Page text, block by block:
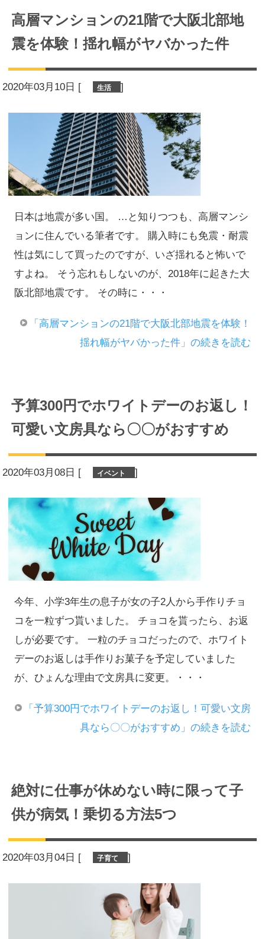
高層マンションの21階で大阪北部地
震を体験！揺れ幅がヤバかった件
2020年03月10日 [ 生活 ]
日本は地震が多い国。 …と知りつつも、高層マンシ
ョンに住んでいる筆者です。 購入時にも免震・耐震
性は気にして買ったのですが、いざ揺れると怖いで
すよね。 そう忘れもしないのが、2018年に起きた大
阪北部地震です。 その時に・・・
「高層マンションの21階で大阪北部地震を体験！
揺れ幅がヤバかった件」の続きを読む
予算300円でホワイトデーのお返し！
可愛い文房具なら〇〇がおすすめ
2020年03月08日 [ イベント ]
今年、小学3年生の息子が女の子2人から手作りチョ
コを一粒ずつ貰いました。 チョコを貰ったら、お返
しが必要です。 一粒のチョコだったので、ホワイト
デーのお返しは手作りお菓子を予定していました
が、ひょんな理由で文房具に変更。・・・
「予算300円でホワイトデーのお返し！可愛い文房
具なら〇〇がおすすめ」の続きを読む
絶対に仕事が休めない時に限って子
供が病気！乗切る方法5つ
2020年03月04日 [ 子育て ]